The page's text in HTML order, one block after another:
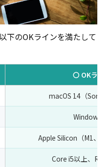
下のOKラインを満たして
〇 OKライン
macOS 14（
Windows 11
Apple Silicon（M1、
Core i5以上、